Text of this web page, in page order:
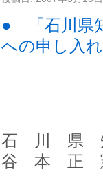
● 「石川県
への申し入
石 川 県
谷 本 正